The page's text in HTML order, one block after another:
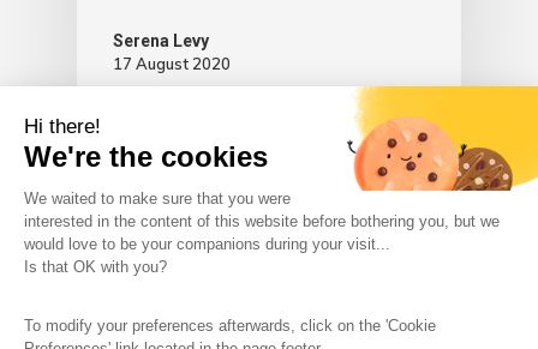
Hi there!
We're the cookies
We waited to make sure that you were
interested in the content of this website before bothering you, but we
would love to be your companions during your visit...
Is that OK with you?
To modify your preferences afterwards, click on the 'Cookie
Serena Levy
17 August 2020
The So-Buzz Team
Protection of personal data Cookies Management